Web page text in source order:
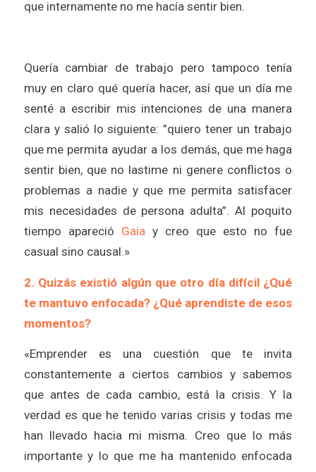
que internamente no me hacía sentir bien.
Quería cambiar de trabajo pero tampoco tenía
muy en claro qué quería hacer, así que un día me
senté a escribir mis intenciones de una manera
clara y salió lo siguiente: ”quiero tener un trabajo
que me permita ayudar a los demás, que me haga
sentir bien, que no lastime ni genere conflictos o
problemas a nadie y que me permita satisfacer
mis necesidades de persona adulta”. Al poquito
tiempo apareció Gaia y creo que esto no fue
casual sino causal.»
2. Quizás existió algún que otro día difícil ¿Qué
te mantuvo enfocada? ¿Qué aprendiste de esos
momentos?
«Emprender es una cuestión que te invita
constantemente a ciertos cambios y sabemos
que antes de cada cambio, está la crisis. Y la
verdad es que he tenido varias crisis y todas me
han llevado hacia mi misma. Creo que lo más
importante y lo que me ha mantenido enfocada